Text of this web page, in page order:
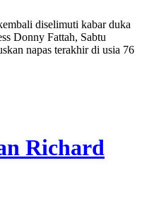
diselimuti kabar duka
Donny Fattah, Sabtu
napas terakhir di usia 76
Richard